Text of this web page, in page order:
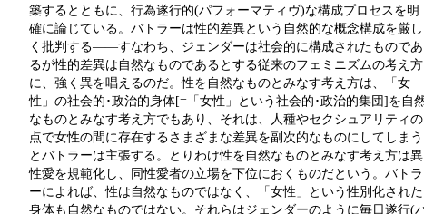
築するとともに、行為遂行的(パフォーマティヴ)な構成プロセスを明
確に論じている。バトラーは性的差異という自然的な概念構成を厳し
く批判する――すなわち、ジェンダーは社会的に構成されたものであ
るが性的差異は自然なものであるとする従来のフェミニズムの考え方
に、強く異を唱えるのだ。性を自然なものとみなす考え方は、「女
性」の社会的･政治的身体[=「女性」という社会的･政治的集団]を自
なものとみなす考え方でもあり、それは、人種やセクシュアリティの
点で女性の間に存在するさまざまな差異を副次的なものにしてしまう
とバトラーは主張する。とりわけ性を自然なものとみなす考え方は異
性愛を規範化し、同性愛者の立場を下位におくものだという。バトラ
ーによれば、性は自然なものではなく、「女性」という性別化された
身体も自然なものではない。それらはジェンダーのように毎日遂行(